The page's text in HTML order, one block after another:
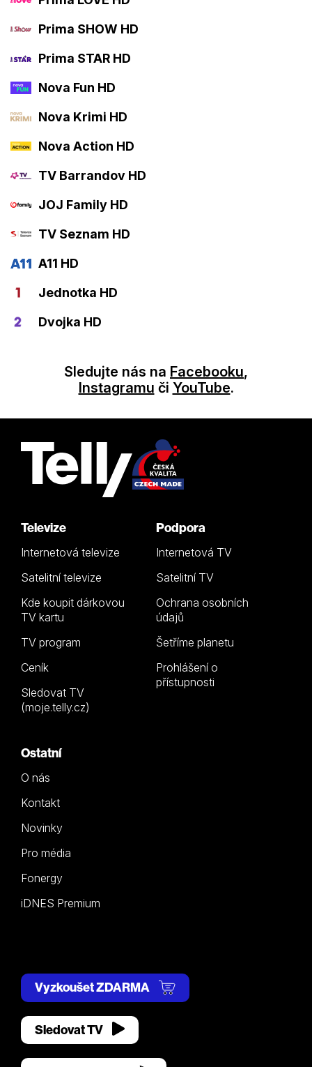
Prima SHOW HD
Prima STAR HD
Nova Fun HD
Nova Krimi HD
Nova Action HD
TV Barrandov HD
JOJ Family HD
TV Seznam HD
A11 HD
Jednotka HD
Dvojka HD
Sledujte nás na Facebooku,
Instagramu či YouTube.
Televize
Internetová televize
Satelitní televize
Kde koupit dárkovou
TV kartu
TV program
Ceník
Sledovat TV
(moje.telly.cz)
Podpora
Internetová TV
Satelitní TV
Ochrana osobních
údajů
Šetříme planetu
Prohlášení o
přístupnosti
Ostatní
O nás
Kontakt
Novinky
Pro média
Fonergy
iDNES Premium
Vyzkoušet ZDARMA
Sledovat TV